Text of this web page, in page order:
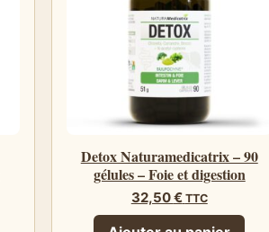
Detox Naturamedicatrix – 90
gélules – Foie et digestion
32,50€ TTC